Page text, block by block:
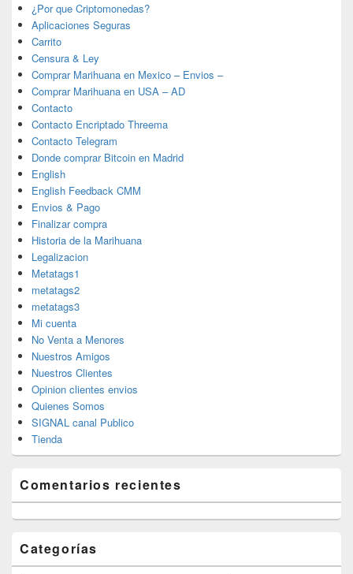
¿Por que Criptomonedas?
Aplicaciones Seguras
Carrito
Censura & Ley
Comprar Marihuana en Mexico – Envios –
Comprar Marihuana en USA – AD
Contacto
Contacto Encriptado Threema
Contacto Telegram
Donde comprar Bitcoin en Madrid
English
English Feedback CMM
Envios & Pago
Finalizar compra
Historia de la Marihuana
Legalizacion
Metatags1
metatags2
metatags3
Mi cuenta
No Venta a Menores
Nuestros Amigos
Nuestros Clientes
Opinion clientes envios
Quienes Somos
SIGNAL canal Publico
Tienda
Comentarios recientes
Categorías